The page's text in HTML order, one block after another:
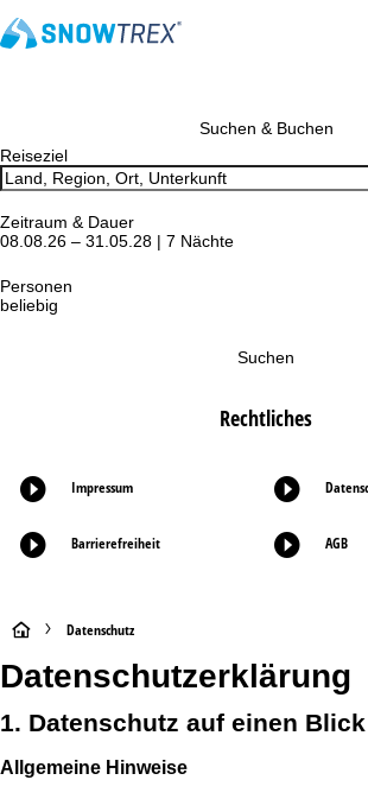
Suchen & Buchen
Reiseziel
Zeitraum & Dauer
08.08.26 – 31.05.28 | 7 Nächte
Personen
beliebig
Suchen
Rechtliches
Impressum
Barrierefreiheit AGB
S
t
a
r
Datenschutz
Datenschutz­erklärung
1. Datenschutz auf einen Blick
Allgemeine Hinweise